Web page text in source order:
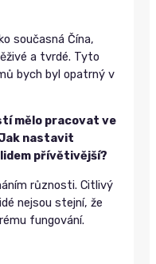
současná Čína,
a tvrdé. Tyto
bych byl opatrný v
mělo pracovat ve
nastavit
přívětivější?
různosti. Citlivý
nejsou stejní, že
fungování.